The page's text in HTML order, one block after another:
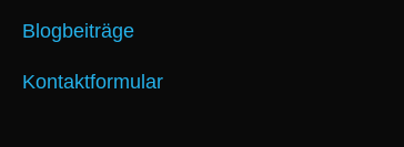
Blogbeiträge
Kontaktformular